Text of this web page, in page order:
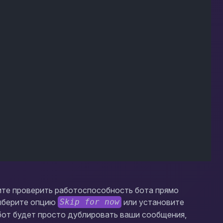
проверить работоспособность бота прямо
опцию Skip for now или установите
будет просто дублировать ваши сообщения,